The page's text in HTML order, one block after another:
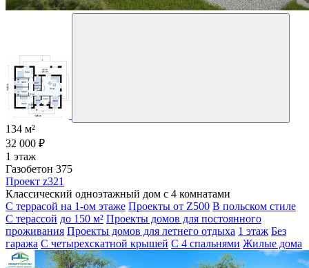
134 м²
32 000 ₽
1 этаж
Газобетон 375
Проект z321
Классический одноэтажный дом с 4 комнатами
С террасой на 1-ом этаже Проекты от Z500 В польском стиле
С терассой до 150 м² Проекты домов для постоянного
проживания Проекты домов для летнего отдыха 1 этаж Без
гаража С четырехскатной крышей С 4 спальнями Жилые дома